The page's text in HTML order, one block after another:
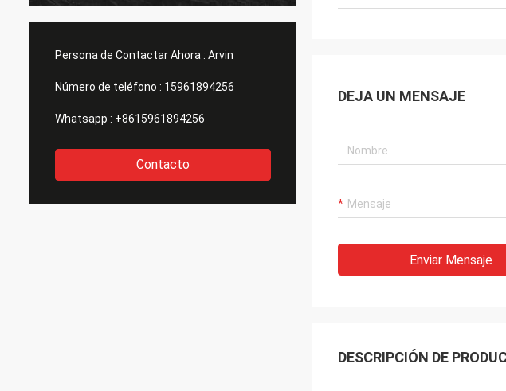
Persona de Contactar Ahora : Arvin
Número de teléfono : 15961894256
Whatsapp : +8615961894256
Contacto
DEJA UN MENSAJE
Enviar Mensaje
DESCRIPCIÓN DE